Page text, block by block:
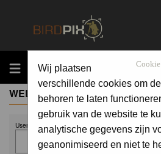
MENU
Wij plaatsen
verschillende cookies om
behoren te laten
gebruik van de website te
analytische gegevens zijn
geanonimiseerd en niet te
WELCOME GUEST
Username: